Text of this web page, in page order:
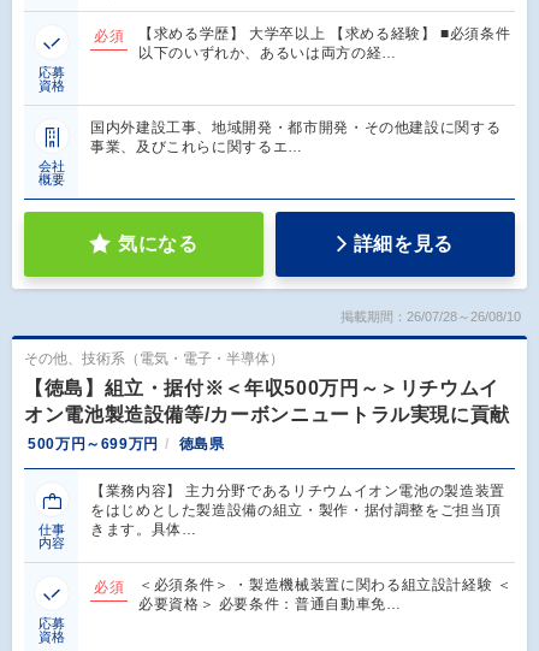
応募
資格
必須
【求める学歴】 大学卒以上 【求める経験】 ■必須条件
以下のいずれか、あるいは両方の経…
会社
概要
国内外建設工事、地域開発・都市開発・その他建設に関する
事業、及びこれらに関するエ…
気になる 詳細を見る
掲載期間：26/07/28～26/08/10
その他、技術系（電気・電子・半導体）
【徳島】組立・据付※＜年収500万円～＞リチウムイ
オン電池製造設備等/カーボンニュートラル実現に貢献
500万円～699万円 徳島県
仕事
内容
【業務内容】 主力分野であるリチウムイオン電池の製造装置
をはじめとした製造設備の組立・製作・据付調整をご担当頂
きます。具体…
応募
資格
必須
＜必須条件＞ ・製造機械装置に関わる組立設計経験 ＜
必要資格＞ 必要条件：普通自動車免…